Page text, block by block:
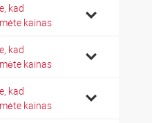
kad
kainas
kad
kainas
kad
kainas